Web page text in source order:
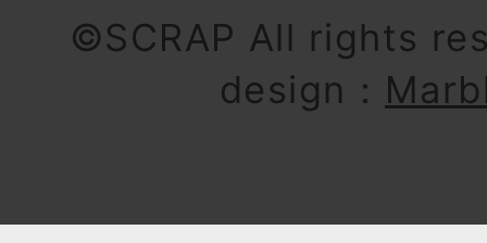
©SCRAP All rights
design：